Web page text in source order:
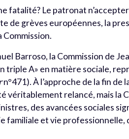
fatalité? Le patronat
de grèves européennes, la
Barroso, la Commission de
triple A» en matière sociale,
n°471). À l’approche de la fin de
véritablement relancé, mais la
des avancées sociales
familiale et vie professionnelle,